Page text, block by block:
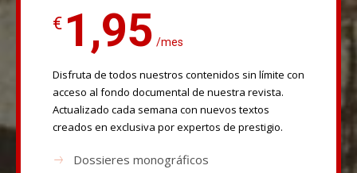
€ 1,95 /mes
Disfruta de todos nuestros contenidos sin límite con
acceso al fondo documental de nuestra revista.
Actualizado cada semana con nuevos textos
creados en exclusiva por expertos de prestigio.
Dossieres monográficos